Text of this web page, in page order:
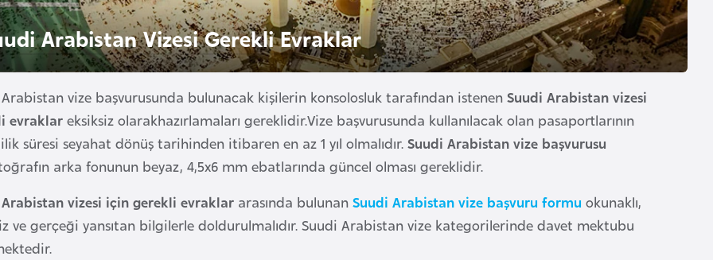
Arabistan Vizesi Gerekli Evraklar
vize başvurusunda bulunacak kişilerin konsolosluk tarafından istenen Suudi Arabistan vizesi
evraklar eksiksiz olarakhazırlamaları gereklidir.Vize başvurusunda kullanılacak olan pasaportlarının
süresi seyahat dönüş tarihinden itibaren en az 1 yıl olmalıdır. Suudi Arabistan vize başvurusu
arka fonunun beyaz, 4,5x6 mm ebatlarında güncel olması gereklidir.
vizesi için gerekli evraklar arasında bulunan Suudi Arabistan vize başvuru formu okunaklı,
ve gerçeği yansıtan bilgilerle doldurulmalıdır. Suudi Arabistan vize kategorilerinde davet mektubu